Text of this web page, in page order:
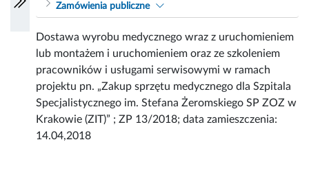
Zamówienia publiczne
Dostawa wyrobu medycznego wraz z uruchomieniem
lub montażem i uruchomieniem oraz ze szkoleniem
pracowników i usługami serwisowymi w ramach
projektu pn. „Zakup sprzętu medycznego dla Szpitala
Specjalistycznego im. Stefana Żeromskiego SP ZOZ w
Krakowie (ZIT)” ; ZP 13/2018; data zamieszczenia:
14.04,2018